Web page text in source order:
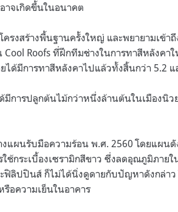
าจเกิดขึ้นในอนาคต
รงสร้างพื้นฐานครั้งใหญ่ และพยายามเข้า
Cool Roofs ที่ฝึกทีมช่างในการทาสีหลังคา
ด้มีการทาสีหลังคาไปแล้วทั้งสิ้นกว่า 5.2 แ
มีการปลูกต้นไม้กว่าหนึ่งล้านต้นในเมืองนิว
งแผนรับมือความร้อน พ.ศ. 2560โดยแผนดั
ช้กระเบื้องเซรามิกสีขาว ซึ่งลดอุณภูมิภายใ
ฟิลิปปินส์ ก็ไม่ได้นิ่งดูดายกับปัญหาดังกล่า
อความเย็นในอาคาร